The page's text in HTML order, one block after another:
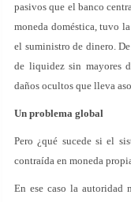
pasivos que el banco
moneda doméstica, tuvo
el suministro de dinero.
de liquidez sin mayores
daños ocultos que lleva
Un problema global
Pero ¿qué sucede si el
contraída en moneda
En ese caso la autoridad